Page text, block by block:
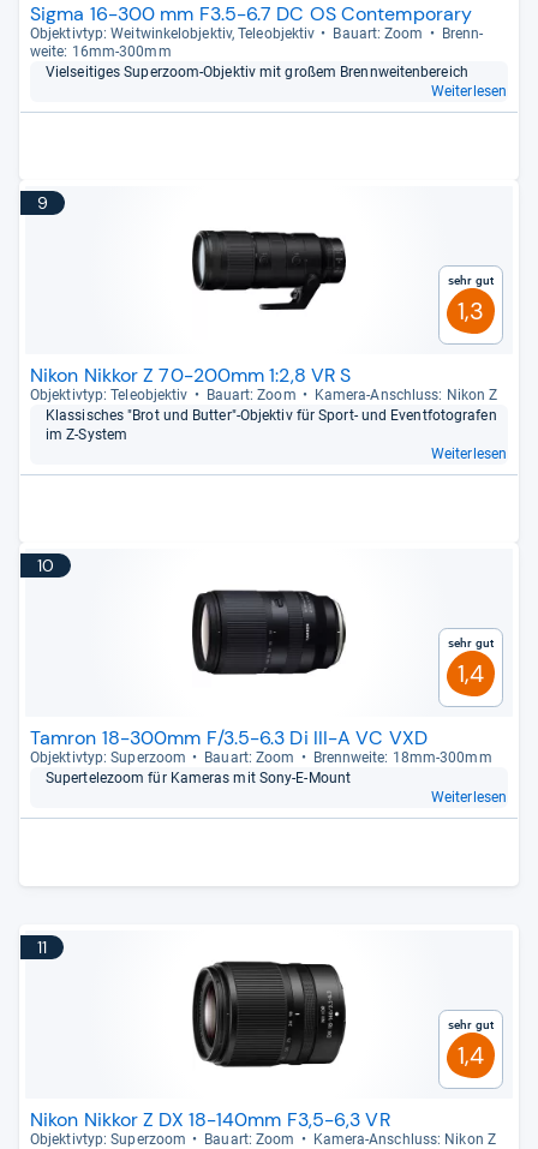
Sigma 16-300 mm F3.5-6.7 DC OS Contemporary
Objek­tiv­typ: Weit­win­kel­ob­jek­tiv, Tele­ob­jek­tiv Bau­art: Zoom
Brenn­
weite: 16mm-​300mm
Viel­sei­ti­ges Super­zoom-​Objek­tiv mit großem Brenn­wei­ten­be­reich
Weiterlesen
9
Sehr gut
1,3
Nikon Nikkor Z 70-200mm 1:2,8 VR S
Objek­tiv­typ: Tele­ob­jek­tiv Bau­art: Zoom
Kamera-​Anschluss: Nikon Z
Klas­si­sches "Brot und But­ter"-​Objek­tiv für Sport-​ und Event­fo­to­gra­fen
im Z-​Sys­tem
Weiterlesen
10
Sehr gut
1,4
Tamron 18-300mm F/3.5-6.3 Di III-A VC VXD
Objek­tiv­typ: Super­zoom Bau­art: Zoom
Brenn­weite: 18mm-​300mm
Super­te­le­zoom für Kame­ras mit Sony-​E-​Mount
Weiterlesen
11
Sehr gut
1,4
Nikon Nikkor Z DX 18-140mm F3,5-6,3 VR
Objek­tiv­typ: Super­zoom Bau­art: Zoom
Kamera-​Anschluss: Nikon Z